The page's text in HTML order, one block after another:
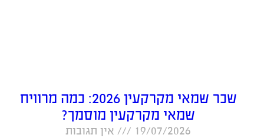
שכר שמאי מקרקעין 2026: כמה מרוויח
שמאי מקרקעין מוסמך?
19/07/2026 אין תגובות